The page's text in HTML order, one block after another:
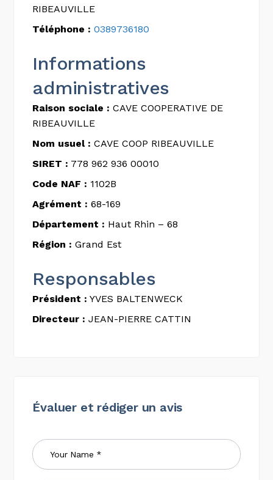
RIBEAUVILLE
Téléphone : 0389736180
Informations
administratives
Raison sociale : CAVE COOPERATIVE DE
RIBEAUVILLE
Nom usuel : CAVE COOP RIBEAUVILLE
SIRET : 778 962 936 00010
Code NAF : 1102B
Agrément : 68-169
Département : Haut Rhin – 68
Région : Grand Est
Responsables
Président : YVES BALTENWECK
Directeur : JEAN-PIERRE CATTIN
Évaluer et rédiger un avis